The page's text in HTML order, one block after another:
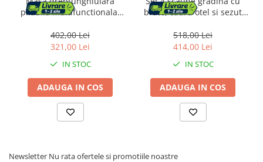
Mobila dormitor
Dulapuri dormitor
Mese toaleta si oglinzi
pliabila multifunctionala,
neagra
402,00 Lei
321,00 Lei
IN STOC
ADAUGA IN COS
brate, cadru otel si sezut
maro
518,00 Lei
414,00 Lei
IN STOC
ADAUGA IN COS
Newsletter Nu rata ofertele si promotiile noastre